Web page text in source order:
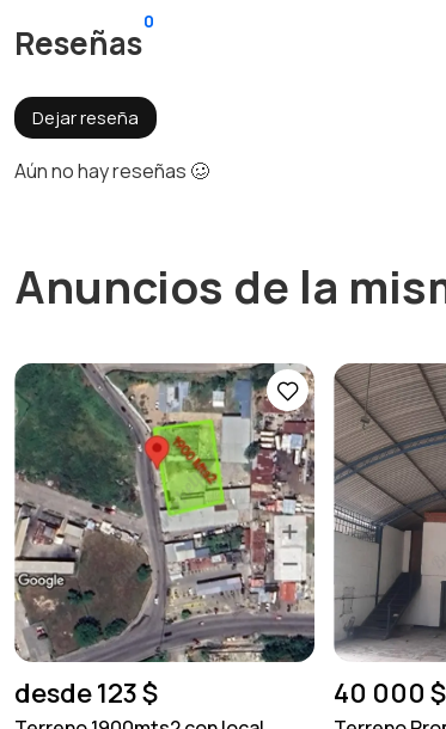
Reseñas
0
Dejar reseña
Aún no hay reseñas 🥴
Anuncios de la
desde 123 $ 40 000 $